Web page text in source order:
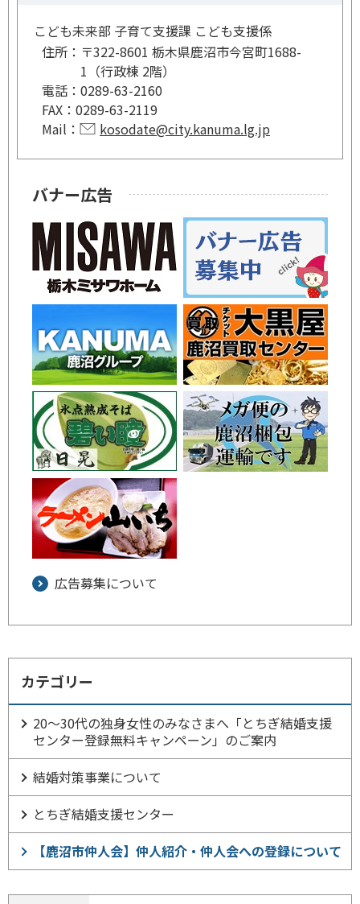
こども未来部 子育て支援課 こども支援係
住所： 〒322-8601 栃木県鹿沼市今宮町1688-
1（行政棟 2階）
電話： 0289-63-2160
FAX： 0289-63-2119
Mail：
kosodate@city.kanuma.lg.jp
バナー広告
広告募集について
カテゴリー
20～30代の独身女性のみなさまへ「とちぎ結婚支援
センター登録無料キャンペーン」のご案内
結婚対策事業について
とちぎ結婚支援センター
【鹿沼市仲人会】仲人紹介・仲人会への登録について